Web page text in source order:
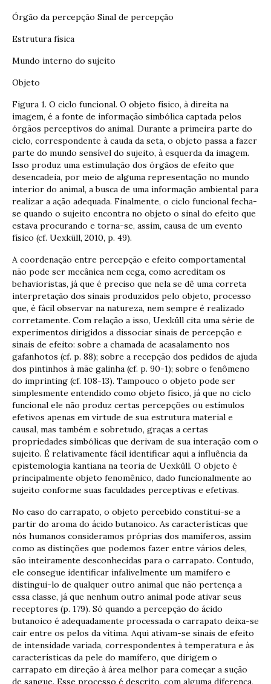
Órgão da percepção Sinal de percepção
Estrutura física
Mundo interno do sujeito
Objeto
Figura 1. O ciclo funcional. O objeto físico, à direita na
imagem, é a fonte de informação simbólica captada pelos
órgãos perceptivos do animal. Durante a primeira parte do
ciclo, correspondente à cauda da seta, o objeto passa a fazer
parte do mundo sensível do sujeito, à esquerda da imagem.
Isso produz uma estimulação dos órgãos de efeito que
desencadeia, por meio de alguma representação no mundo
interior do animal, a busca de uma informação ambiental para
realizar a ação adequada. Finalmente, o ciclo funcional fecha-
se quando o sujeito encontra no objeto o sinal do efeito que
estava procurando e torna-se, assim, causa de um evento
físico (cf. Uexküll, 2010, p. 49).
A coordenação entre percepção e efeito comportamental
não pode ser mecânica nem cega, como acreditam os
behavioristas, já que é preciso que nela se dê uma correta
interpretação dos sinais produzidos pelo objeto, processo
que, é fácil observar na natureza, nem sempre é realizado
corretamente. Com relação a isso, Uexküll cita uma série de
experimentos dirigidos a dissociar sinais de percepção e
sinais de efeito: sobre a chamada de acasalamento nos
gafanhotos (cf. p. 88); sobre a recepção dos pedidos de ajuda
dos pintinhos à mãe galinha (cf. p. 90-1); sobre o fenômeno
do imprinting (cf. 108-13). Tampouco o objeto pode ser
simplesmente entendido como objeto físico, já que no ciclo
funcional ele não produz certas percepções ou estímulos
efetivos apenas em virtude de sua estrutura material e
causal, mas também e sobretudo, graças a certas
propriedades simbólicas que derivam de sua interação com o
sujeito. É relativamente fácil identificar aqui a influência da
epistemologia kantiana na teoria de Uexküll. O objeto é
principalmente objeto fenomênico, dado funcionalmente ao
sujeito conforme suas faculdades perceptivas e efetivas.
No caso do carrapato, o objeto percebido constitui-se a
partir do aroma do ácido butanoico. As características que
nós humanos consideramos próprias dos mamíferos, assim
como as distinções que podemos fazer entre vários deles,
são inteiramente desconhecidas para o carrapato. Contudo,
ele consegue identificar infalivelmente um mamífero e
distingui-lo de qualquer outro animal que não pertença a
essa classe, já que nenhum outro animal pode ativar seus
receptores (p. 179). Só quando a percepção do ácido
butanoico é adequadamente processada o carrapato deixa-se
cair entre os pelos da vítima. Aqui ativam-se sinais de efeito
de intensidade variada, correspondentes à temperatura e às
características da pele do mamífero, que dirigem o
carrapato em direção à área melhor para começar a sução
de sangue. Esse processo é descrito, com alguma diferença,